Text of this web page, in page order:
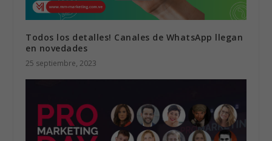
Todos los detalles! Canales de WhatsApp llegan
en novedades
25 septiembre, 2023